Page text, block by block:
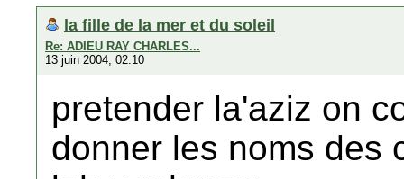
la fille de la mer et du soleil
Re: ADIEU RAY CHARLES...
13 juin 2004, 02:10
pretender la'aziz on
donner les noms des